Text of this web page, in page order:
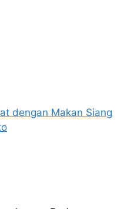
dengan Makan Siang